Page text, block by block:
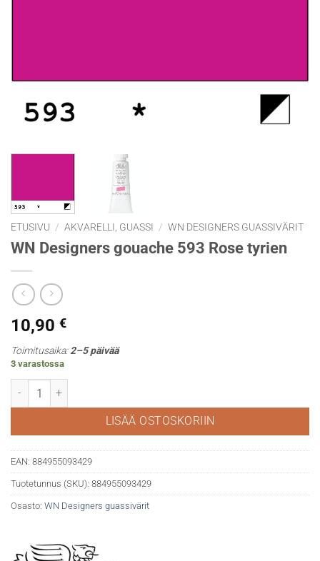
ETUSIVU / AKVARELLI, GUASSI / WN DESIGNERS GUASSIVÄRIT
WN Designers gouache 593 Rose tyrien
10,90 €
Toimitusaika:2–5 päivää
3 varastossa
WN Designers gouache 593 Rose tyrien määrä
LISÄÄ OSTOSKORIIN
EAN: 884955093429
Tuotetunnus (SKU): 884955093429
Osasto: WN Designers guassivärit